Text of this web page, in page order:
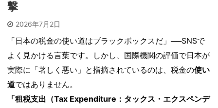
撃
2026年7月2日
「日本の税金の使い道はブラックボックスだ」──SNSで
よく見かける言葉です。しかし、国際機関の評価で日本が
実際に「著しく悪い」と指摘されているのは、税金の使い
道ではありません。
「租税支出（Tax Expenditure：タックス・エクスペンデ